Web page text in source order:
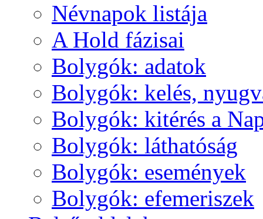
Név­na­pok lis­tá­ja
A Hold fá­zi­sai
Boly­gók: ada­tok
Boly­gók: ke­lés,
Boly­gók: ki­té­rés a
Boly­gók: lát­ha­tó­ság
Boly­gók: ese­mé­nyek
Boly­gók: efe­me­ri­szek